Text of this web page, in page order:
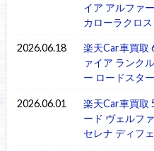
イア アルファ
カローラクロス
2026.06.18
楽天Car車買取
ァイア ランク
ー ロードスタ
2026.06.01
楽天Car車買取
ード ヴェルフ
セレナ ディフ